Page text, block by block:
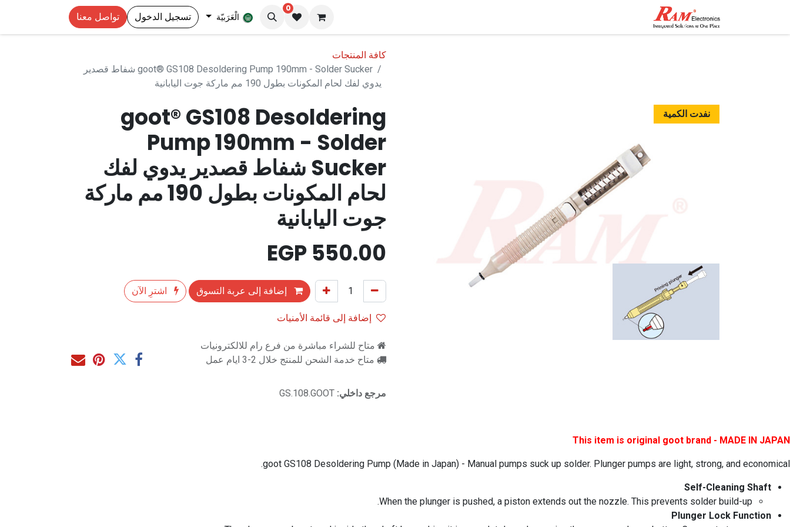
0
الْعَرَبيّة تسجيل الدخول تواصل معنا
كافة المنتجات
goot® GS108 Desoldering Pump 190mm - Solder Sucker شفاط قصدير
يدوي لفك لحام المكونات بطول 190 مم ماركة جوت اليابانية
نفدت الكمية
goot® GS108 Desoldering
Pump 190mm - Solder
Sucker شفاط قصدير يدوي لفك
لحام المكونات بطول 190 مم ماركة
جوت اليابانية
550.00
إضافة إلى عربة التسوق
اشترِ الآن
إضافة إلى قائمة الأمنيات
متاح للشراء مباشرة من فرع رام للالكترونيات
متاح خدمة الشحن للمنتج خلال 2-3 ايام عمل
مرجع داخلي: GS.108.GOOT
This item is original goot brand - MADE IN JAPAN
goot GS108 Desoldering Pump (Made in Japan) - Manual pumps suck up solder. Plunger pumps are light, strong, and economical.
Self-Cleaning Shaft
When the plunger is pushed, a piston extends out the nozzle. This prevents solder build-up.
Plunger Lock Function